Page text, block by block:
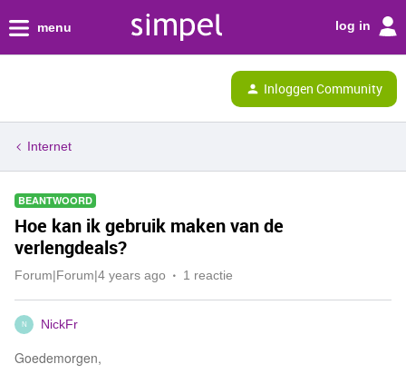
menu log in
Inloggen Community
Internet
BEANTWOORD
Hoe kan ik gebruik maken van de
verlengdeals?
Forum|Forum|4 years ago 1 reactie
N NickFr
Goedemorgen,